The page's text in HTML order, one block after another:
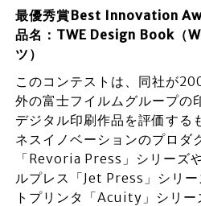
最優秀賞Best Innovation
品名：TWE Design Book（
ツ）
このコンテストは、同社が
外の富士フイルムグループの
デジタル印刷作品を評価する
ネスイノベーションのプロダ
「Revoria Press」シリーズ
ルプレス「Jet Press」シリ
トプリンタ「Acuity」シリー